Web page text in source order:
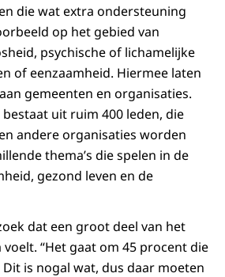
die wat extra ondersteuning
op het gebied van
psychische of lichamelijke
of eenzaamheid. Hiermee laten
gemeenten en organisaties.
bestaat uit ruim 400 leden, die
andere organisaties worden
thema’s die spelen in de
gezond leven en de
dat een groot deel van het
voelt. “Het gaat om 45 procent die
is nogal wat, dus daar moeten